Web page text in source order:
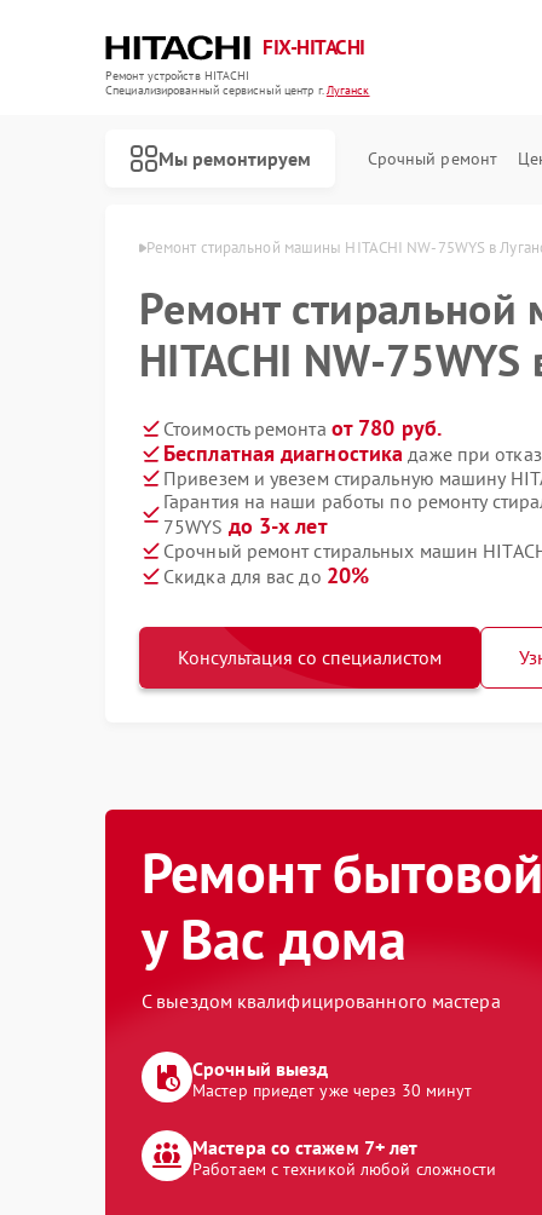
FIX-HITACHI
Ремонт устройств HITACHI
Специализированный cервисный центр г.Луганск
Мы ремонтируем Срочный ремонт
Ремонт стиральной машины HITACHI NW-75WYS в
Ремонт
HITACHI NW-75WYS
Стоимость ремонта от 780 руб.
Бесплатная диагностика даже при
Привезем и увезем стиральную машину
Гарантия на наши работы по ремонту
75WYS до 3-х лет
Срочный ремонт стиральных машин
Скидка для вас до 20%
Консультация со специалистом
Ремонт
у Вас дома
С выездом квалифицированного мастера
Срочный выезд
Мастер приедет уже через 30 минут
Мастера со стажем 7+ лет
Работаем с техникой любой сложности